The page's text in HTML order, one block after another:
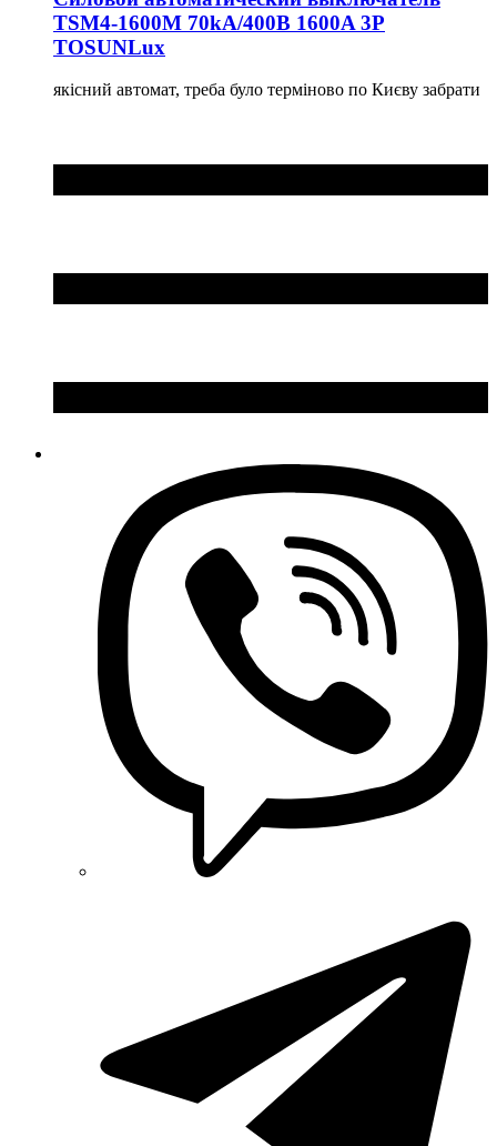
TSM4-1600M 70kA/400B 1600A 3P
TOSUNLux
якісний автомат, треба було терміново по Києву забрати